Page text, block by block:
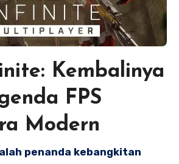
Kembalinya
FPS
Modern